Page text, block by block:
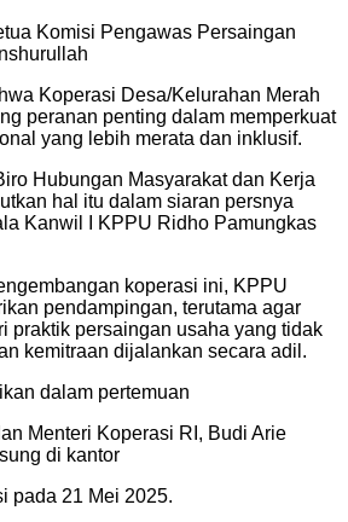
Komisi Pengawas Persaingan
Koperasi Desa/Kelurahan Merah
peranan penting dalam memperkuat
yang lebih merata dan inklusif.
Hubungan Masyarakat dan Kerja
hal itu dalam siaran persnya
Kanwil I KPPU Ridho Pamungkas
koperasi ini, KPPU
pendampingan, terutama agar
praktik persaingan usaha yang tidak
kemitraan dijalankan secara adil.
dalam pertemuan
Menteri Koperasi RI, Budi Arie
di kantor
pada 21 Mei 2025.